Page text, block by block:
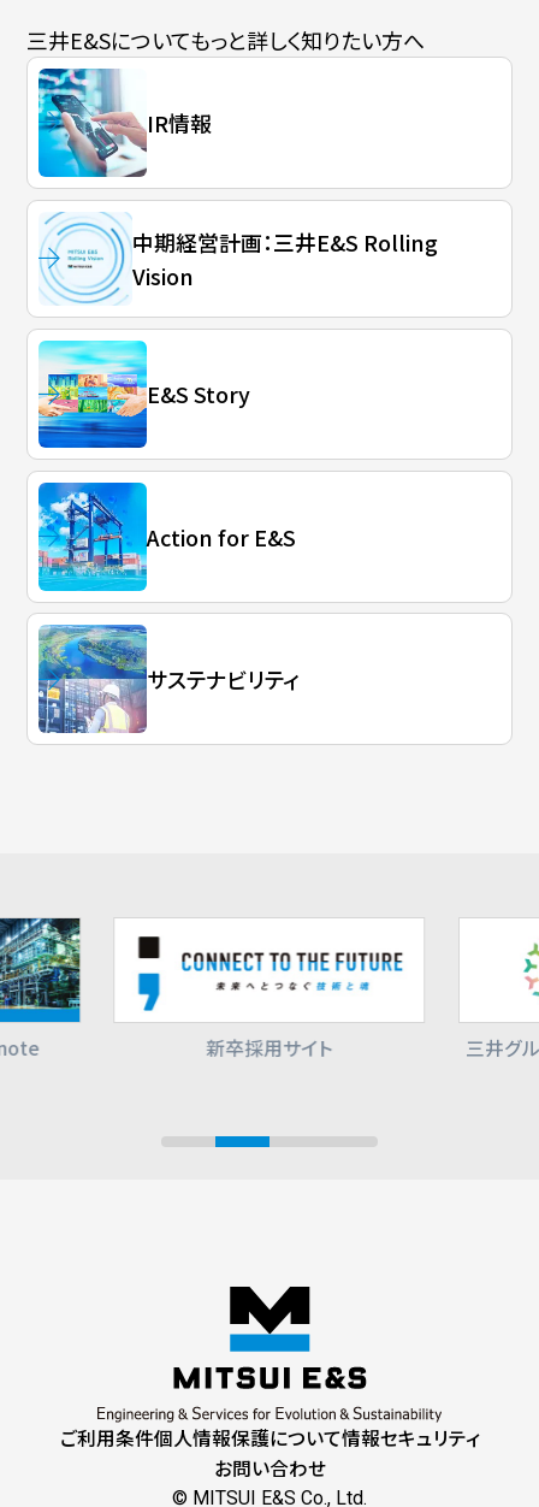
三井E&Sについてもっと詳しく知りたい方へ
IR情報
中期経営計画：三井E&S Rolling
Vision
E&S Story
Action for E&S
サステナビリティ
新卒採用サイト 三井グ
ご利用条件個人情報保護について情報セキュリティ
お問い合わせ
© MITSUI E&S Co., Ltd.